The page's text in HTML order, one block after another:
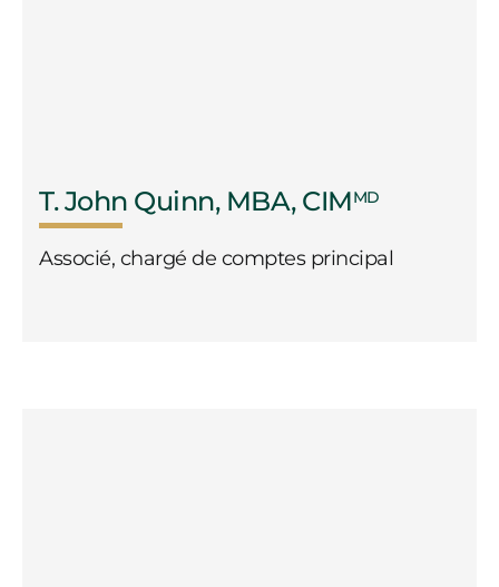
T. John Quinn, MBA, CIMMD
Associé, chargé de comptes principal